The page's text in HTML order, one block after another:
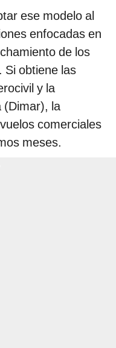
ese modelo al
enfocadas en
de los
Si obtiene las
y la
(Dimar), la
comerciales
meses.